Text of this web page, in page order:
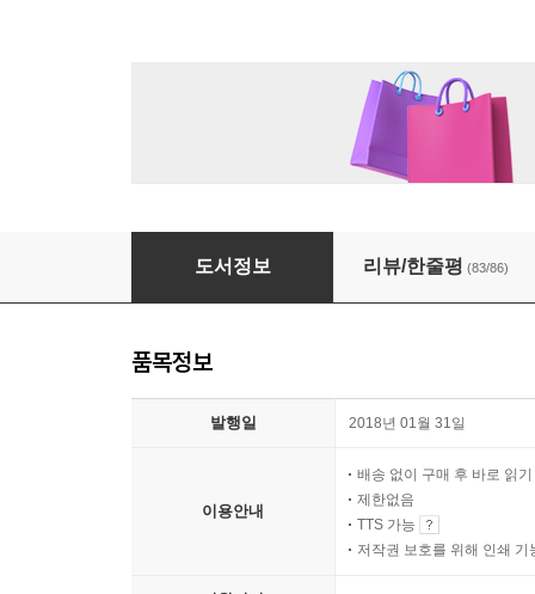
무엇이 되지 않더라도
도서정보 리뷰/한줄평 (83/86)
품목정보
발행일 2018년 01월 31일
이용안내
배송 없이 구매 후 바로 읽기
제한없음
TTS 가능
저작권 보호를 위해 인쇄 기